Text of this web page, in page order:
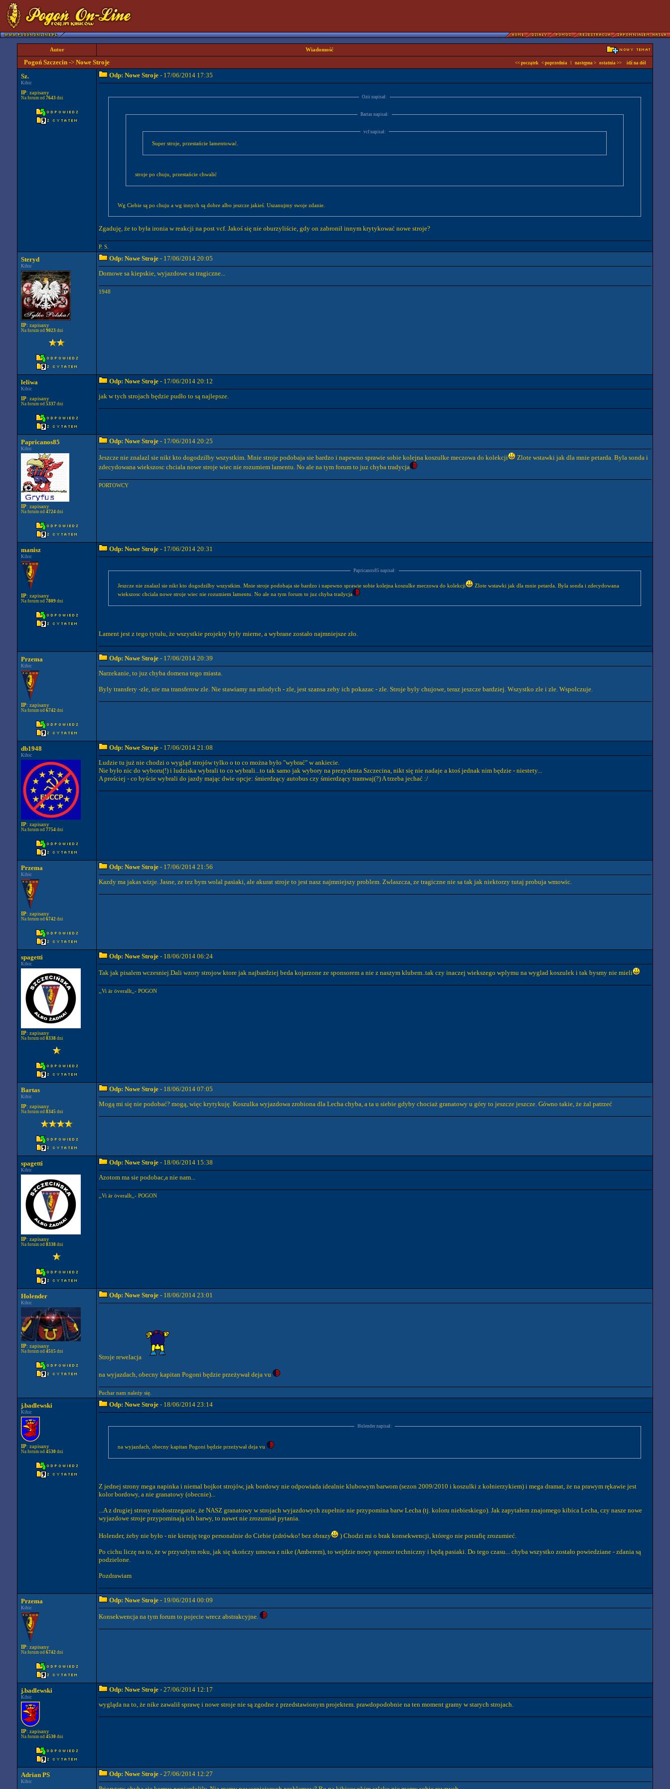
Autor Wiadomość
Pogoń Szczecin -> Nowe Stroje << początek < poprzednia l następna > ostatnia >> idź na dół
Sz.
Kibic
IP: zapisany
Na forum od 7643 dni
Odp: Nowe Stroje - 17/06/2014 17:35
Ozii napisał:
Bartas napisał:
vcf napisał:
Super stroje, przestańcie lamentować.
stroje po chuju, przestańcie chwalić
Wg Ciebie są po chuju a wg innych są dobre albo jeszcze jakieś. Uszanujmy swoje zdanie.
Zgaduję, że to była ironia w reakcji na post vcf. Jakoś się nie oburzyliście, gdy on zabronił innym krytykować nowe stroje?
P. S.
Steryd
Kibic
IP: zapisany
Na forum od 9023 dni
Odp: Nowe Stroje - 17/06/2014 20:05
Domowe sa kiepskie, wyjazdowe sa tragiczne...
1948
leliwa
Kibic
IP: zapisany
Na forum od 5337 dni
Odp: Nowe Stroje - 17/06/2014 20:12
jak w tych strojach będzie pudło to są najlepsze.
Papricanos85
Kibic
IP: zapisany
Na forum od 4724 dni
Odp: Nowe Stroje - 17/06/2014 20:25
Jeszcze nie znalazl sie nikt kto dogodzilby wszystkim. Mnie stroje podobaja sie bardzo i napewno sprawie sobie kolejna koszulke meczowa do kolekcji
Zlote wstawki jak dla mnie petarda. Byla sonda i
zdecydowana wiekszosc chciala nowe stroje wiec nie rozumiem lamentu. No ale na tym forum to juz chyba tradycja
PORTOWCY
manisz
Kibic
IP: zapisany
Na forum od 7809 dni
Odp: Nowe Stroje - 17/06/2014 20:31
Papricanos85 napisał:
Jeszcze nie znalazl sie nikt kto dogodzilby wszystkim. Mnie stroje podobaja sie bardzo i napewno sprawie sobie kolejna koszulke meczowa do kolekcji
Zlote wstawki jak dla mnie petarda. Byla sonda i zdecydowana
wiekszosc chciala nowe stroje wiec nie rozumiem lamentu. No ale na tym forum to juz chyba tradycja
Lament jest z tego tytułu, że wszystkie projekty były mierne, a wybrane zostało najmniejsze zło.
Przema
Kibic
IP: zapisany
Na forum od 6742 dni
Odp: Nowe Stroje - 17/06/2014 20:39
Narzekanie, to juz chyba domena tego miasta.
Byly transfery -zle, nie ma transferow zle. Nie stawiamy na mlodych - zle, jest szansa zeby ich pokazac - zle. Stroje byly chujowe, teraz jeszcze bardziej. Wszystko zle i zle. Wspolczuje.
db1948
Kibic
IP: zapisany
Na forum od 7754 dni
Odp: Nowe Stroje - 17/06/2014 21:08
Ludzie tu już nie chodzi o wygląd strojów tylko o to co można było "wybrać" w ankiecie.
Nie było nic do wyboru(!) i ludziska wybrali to co wybrali...to tak samo jak wybory na prezydenta Szczecina, nikt się nie nadaje a ktoś jednak nim będzie - niestety...
A prościej - co byście wybrali do jazdy mając dwie opcje: śmierdzący autobus czy śmierdzący tramwaj(?) A trzeba jechać :/
Przema
Kibic
IP: zapisany
Na forum od 6742 dni
Odp: Nowe Stroje - 17/06/2014 21:56
Kazdy ma jakas wizje. Jasne, ze tez bym wolal pasiaki, ale akurat stroje to jest nasz najmniejszy problem. Zwlaszcza, ze tragiczne nie sa tak jak niektorzy tutaj probuja wmowic.
spagetti
Kibic
IP: zapisany
Na forum od 8338 dni
Odp: Nowe Stroje - 18/06/2014 06:24
Tak jak pisalem wczesniej.Dali wzory strojow ktore jak najbardziej beda kojarzone ze sponsorem a nie z naszym klubem..tak czy inaczej wiekszego wplymu na wyglad koszulek i tak bysmy nie mieli
,,Vi är överallt,,- POGON
Bartas
Kibic
IP: zapisany
Na forum od 8345 dni
Odp: Nowe Stroje - 18/06/2014 07:05
Mogą mi się nie podobać? mogą, więc krytykuję. Koszulka wyjazdowa zrobiona dla Lecha chyba, a ta u siebie gdyby chociaż granatowy u góry to jeszcze jeszcze. Gówno takie, że żal patrzeć
spagetti
Kibic
IP: zapisany
Na forum od 8338 dni
Odp: Nowe Stroje - 18/06/2014 15:38
Azotom ma sie podobac,a nie nam...
,,Vi är överallt,,- POGON
Holender
Kibic
IP: zapisany
Na forum od 4515 dni
Odp: Nowe Stroje - 18/06/2014 23:01
Stroje rewelacja
na wyjazdach, obecny kapitan Pogoni będzie przeżywał deja vu
Puchar nam należy się.
j.badlewski
Kibic
IP: zapisany
Na forum od 4530 dni
Odp: Nowe Stroje - 18/06/2014 23:14
Holender napisał:
na wyjazdach, obecny kapitan Pogoni będzie przeżywał deja vu
Z jednej strony mega napinka i niemal bojkot strojów, jak bordowy nie odpowiada idealnie klubowym barwom (sezon 2009/2010 i koszulki z kołnierzykiem) i mega dramat, że na prawym rękawie jest
kolor bordowy, a nie granatowy (obecnie)...
...A z drugiej strony niedostrzeganie, że NASZ granatowy w strojach wyjazdowych zupełnie nie przypomina barw Lecha (tj. koloru niebieskiego). Jak zapytałem znajomego kibica Lecha, czy nasze nowe
wyjazdowe stroje przypominają ich barwy, to nawet nie zrozumiał pytania.
Holender, żeby nie było - nie kieruję tego personalnie do Ciebie (zdrówko! bez obrazy ) Chodzi mi o brak konsekwencji, którego nie potrafię zrozumieć.
Po cichu liczę na to, że w przyszłym roku, jak się skończy umowa z nike (Amberem), to wejdzie nowy sponsor techniczny i będą pasiaki. Do tego czasu... chyba wszystko zostało powiedziane - zdania są
podzielone.
Pozdrawiam
Przema
Kibic
IP: zapisany
Na forum od 6742 dni
Odp: Nowe Stroje - 19/06/2014 00:09
Konsekwencja na tym forum to pojecie wrecz abstrakcyjne.
j.badlewski
Kibic
IP: zapisany
Na forum od 4530 dni
Odp: Nowe Stroje - 27/06/2014 12:17
wygląda na to, że nike zawalił sprawę i nowe stroje nie są zgodne z przedstawionym projektem. prawdopodobnie na ten moment gramy w starych strojach.
Adrian PS
Kibic
Odp: Nowe Stroje - 27/06/2014 12:27